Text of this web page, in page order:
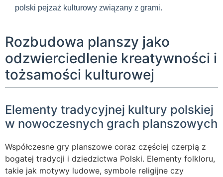
polski pejzaż kulturowy związany z grami.
Rozbudowa planszy jako
odzwierciedlenie kreatywności i
tożsamości kulturowej
Elementy tradycyjnej kultury polskiej
w nowoczesnych grach planszowych
Współczesne gry planszowe coraz częściej czerpią z
bogatej tradycji i dziedzictwa Polski. Elementy folkloru,
takie jak motywy ludowe, symbole religijne czy